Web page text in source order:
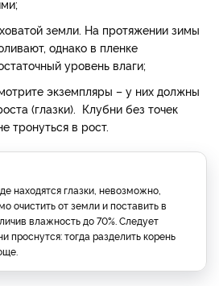
земли. На протяжении зимы
однако в пленке
уровень влаги;
экземпляры – у них должны
(глазки). Клубни без точек
тронуться в рост.
находятся глазки, невозможно,
очистить от земли и поставить в
влажность до 70%. Следует
проснутся: тогда разделить корень